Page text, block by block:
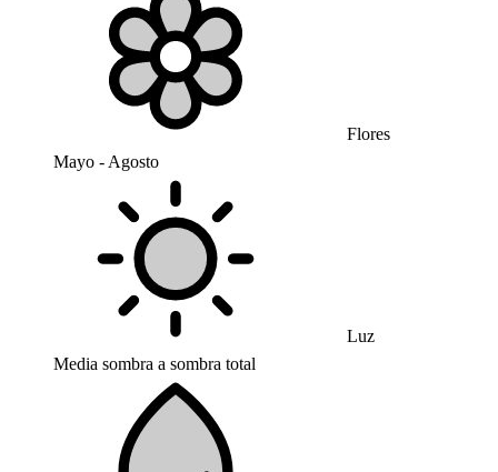
Flores
Mayo - Agosto
Luz
Media sombra a sombra total